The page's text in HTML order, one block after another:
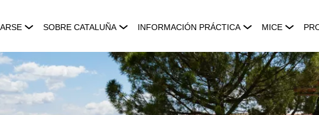
SOBRE CATALUÑA INFORMACIÓN PRÁCTICA MICE